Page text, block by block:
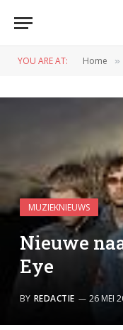
YOU ARE AT: Home »
MUZIEKNIEUWS
Nieuwe
Eye
BY REDACTIE 26 MEI